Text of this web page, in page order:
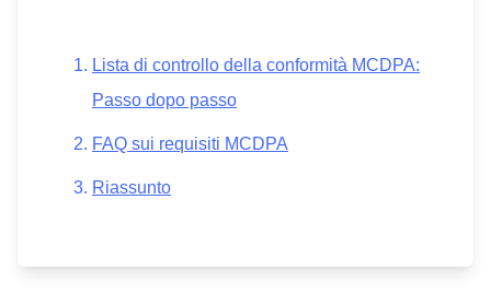
Lista di controllo della conformità MCDPA:
Passo dopo passo
FAQ sui requisiti MCDPA
Riassunto